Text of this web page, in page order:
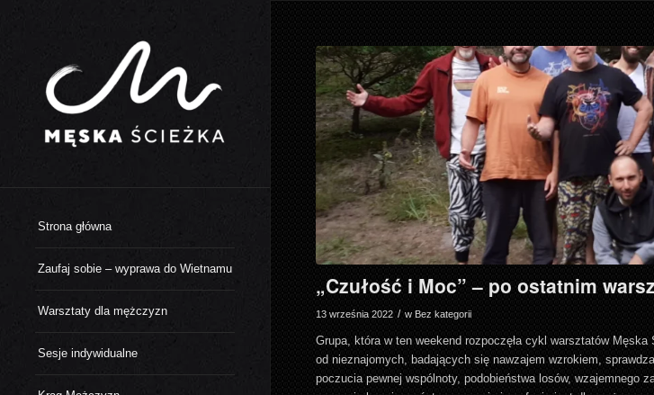
Strona główna
Zaufaj sobie – wyprawa do Wietnamu
Warsztaty dla mężczyzn
Sesje indywidualne
„Czułość i Moc” – po ostatnim
13 września 2022 / w Bez kategorii
Grupa, która w ten weekend rozpoczęła cykl warsztatów
od nieznajomych, badających się nawzajem wzrokiem,
poczucia pewnej wspólnoty, podobieństwa losów, wzajemnego